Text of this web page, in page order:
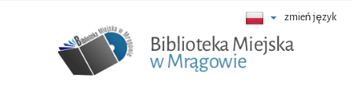
zmień język